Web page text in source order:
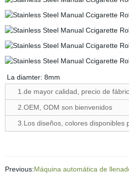
La diamter: 8mm
1.de mayor calidad, precio de
2.OEM, ODM son bienvenidos
3.Los diseños, colores disponibles
Previous:Máquina automática de